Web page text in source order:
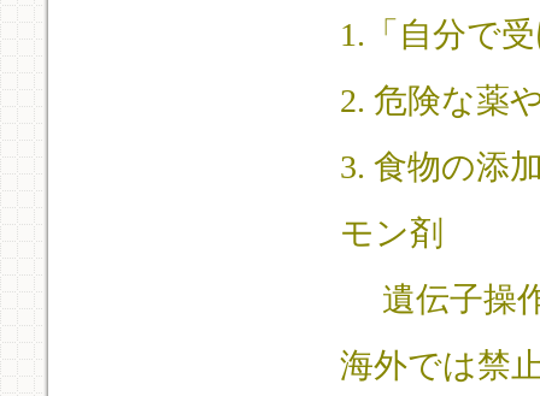
1.「自分で
2. 危険な薬
3. 食物の添
モン剤
遺伝子操
海外では禁